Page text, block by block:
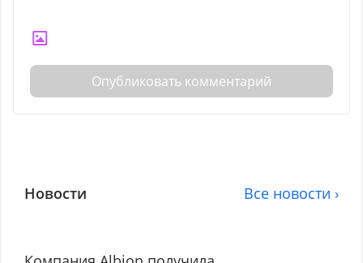
Опубликовать комментарий
Новости Все новости ›